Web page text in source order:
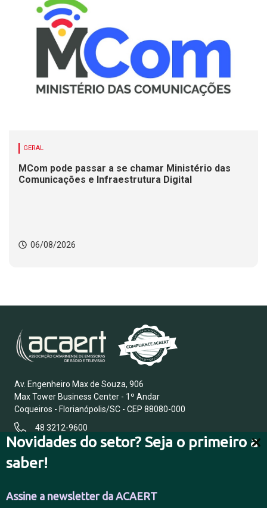
Novidades do setor? Seja o primeiro a
saber!
Assine a newsletter da ACAERT
GERAL
MCom pode passar a se chamar Ministério das
Comunicações e Infraestrutura Digital
06/08/2026
Av. Engenheiro Max de Souza, 906
Max Tower Business Center - 1º Andar
Coqueiros - Florianópolis/SC - CEP 88080-000
48 3212-9600
FALE CONOSCO